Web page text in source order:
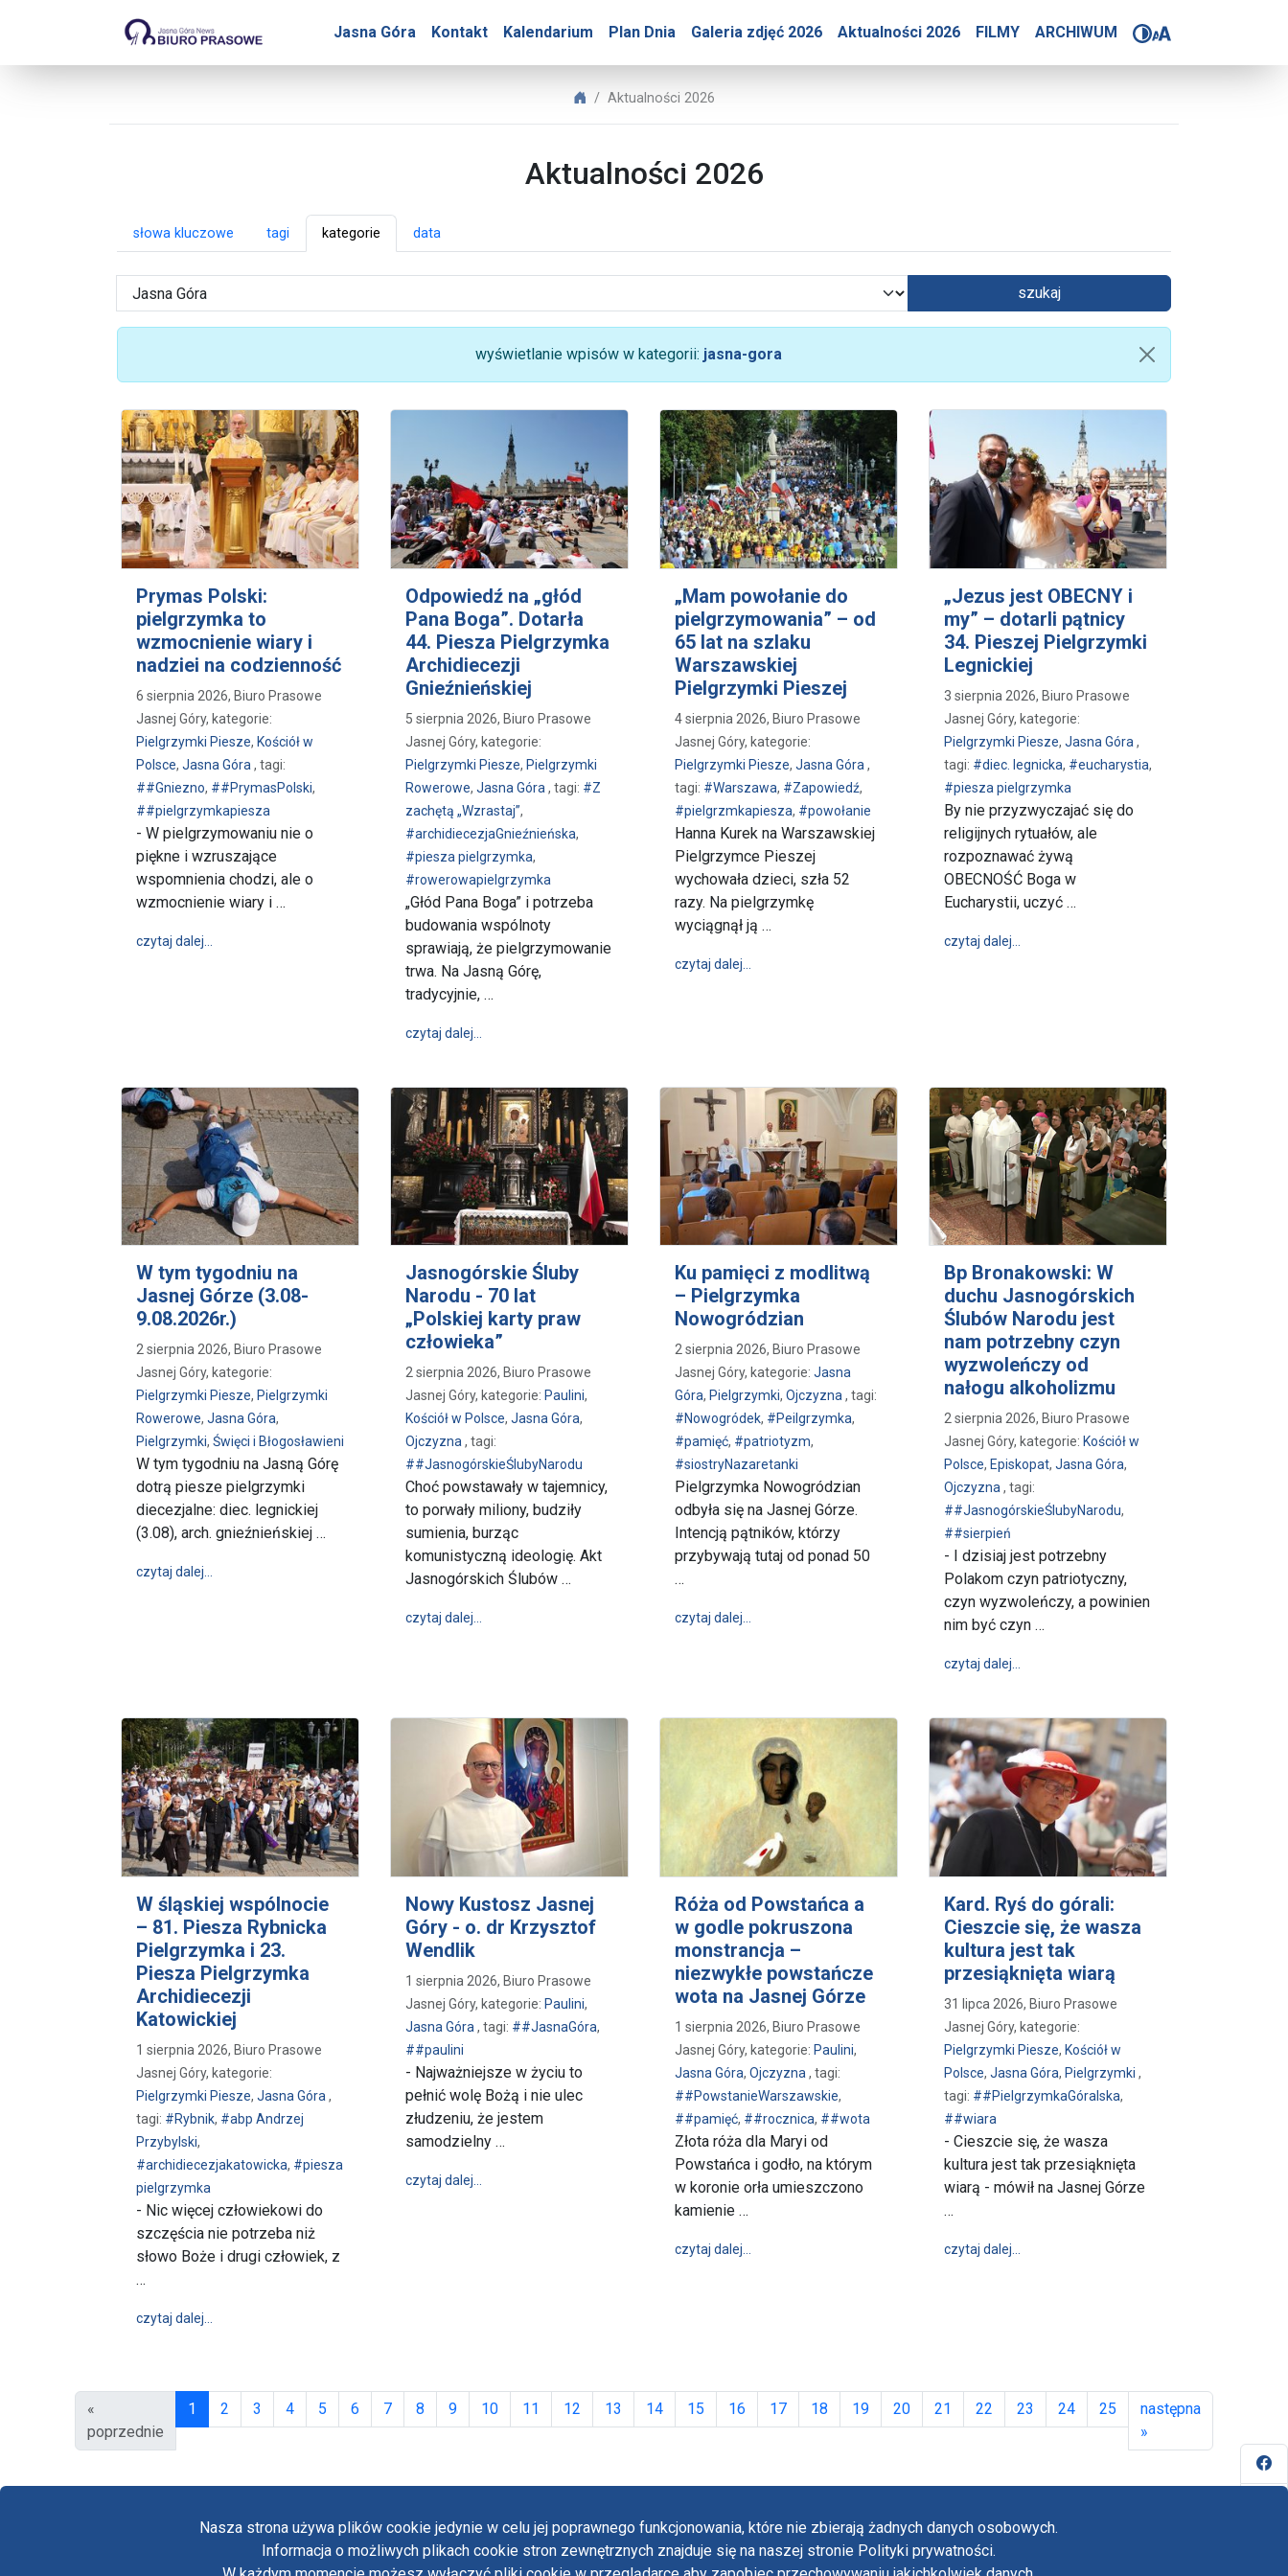
Nasza strona używa plików cookie jedynie w celu jej poprawnego funkcjonowania, które nie zbierają żadnych danych osobowych.
Informacja o możliwych plikach cookie stron zewnętrznych znajduje się na naszej stronie Polityki prywatności.
Jasna Góra Kontakt Kalendarium Plan Dnia Galeria zdjęć 2026 Aktualności 2026 FILMY ARCHIWUM
Biuro Prasowe Jasnej Góry – Aktualności 2026
Biuro Prasowe Jasnej Góry
Aktualności 2026
Aktualności 2026
słowa kluczowe tagi kategorie data
szukaj
wyświetlanie wpisów w kategorii: jasna-gora
Prymas Polski:
pielgrzymka to
wzmocnienie wiary i
nadziei na codzienność
6 sierpnia 2026, Biuro Prasowe
Jasnej Góry, kategorie:
Pielgrzymki Piesze, Kościół w
Polsce, Jasna Góra , tagi:
##Gniezno, ##PrymasPolski,
##pielgrzymkapiesza
- W pielgrzymowaniu nie o
piękne i wzruszające
wspomnienia chodzi, ale o
wzmocnienie wiary i …
czytaj dalej… wpis Prymas Polski: pielgrzymka to wzmocnienie wiary i nadziei na codzienność
Odpowiedź na „głód
Pana Boga”. Dotarła
44. Piesza Pielgrzymka
Archidiecezji
Gnieźnieńskiej
5 sierpnia 2026, Biuro Prasowe
Jasnej Góry, kategorie:
Pielgrzymki Piesze, Pielgrzymki
Rowerowe, Jasna Góra , tagi: #Z
zachętą „Wzrastaj”,
#archidiecezjaGnieźnieńska,
#piesza pielgrzymka,
#rowerowapielgrzymka
„Głód Pana Boga” i potrzeba
budowania wspólnoty
sprawiają, że pielgrzymowanie
trwa. Na Jasną Górę,
tradycyjnie, …
czytaj dalej…
„Mam powołanie do
pielgrzymowania” – od
65 lat na szlaku
Warszawskiej
Pielgrzymki Pieszej
4 sierpnia 2026, Biuro Prasowe
Jasnej Góry, kategorie:
Pielgrzymki Piesze, Jasna Góra ,
tagi: #Warszawa, #Zapowiedź,
#pielgrzmkapiesza, #powołanie
Hanna Kurek na Warszawskiej
Pielgrzymce Pieszej
wychowała dzieci, szła 52
razy. Na pielgrzymkę
wyciągnął ją …
czytaj dalej…
„Jezus jest OBECNY i
my” – dotarli pątnicy
34. Pieszej Pielgrzymki
Legnickiej
3 sierpnia 2026, Biuro Prasowe
Jasnej Góry, kategorie:
Pielgrzymki Piesze, Jasna Góra ,
tagi: #diec. legnicka, #eucharystia,
#piesza pielgrzymka
By nie przyzwyczajać się do
religijnych rytuałów, ale
rozpoznawać żywą
OBECNOŚĆ Boga w
Eucharystii, uczyć …
czytaj dalej…
W tym tygodniu na
Jasnej Górze (3.08-
9.08.2026r.)
2 sierpnia 2026, Biuro Prasowe
Jasnej Góry, kategorie:
Pielgrzymki Piesze, Pielgrzymki
Rowerowe, Jasna Góra,
Pielgrzymki, Święci i Błogosławieni
W tym tygodniu na Jasną Górę
dotrą piesze pielgrzymki
diecezjalne: diec. legnickiej
(3.08), arch. gnieźnieńskiej …
czytaj dalej… wpis W tym tygodniu na Jasnej Górze (3.08-9.08.2026r.)
Jasnogórskie Śluby
Narodu - 70 lat
„Polskiej karty praw
człowieka”
2 sierpnia 2026, Biuro Prasowe
Jasnej Góry, kategorie: Paulini,
Kościół w Polsce, Jasna Góra,
Ojczyzna, tagi:
##JasnogórskieŚlubyNarodu
Choć powstawały w tajemnicy,
to porwały miliony, budziły
sumienia, burząc
komunistyczną ideologię. Akt
Jasnogórskich Ślubów …
czytaj dalej… wpis Jasnogórskie Śluby Narodu - 70 lat „Polskiej karty praw człowieka”
Ku pamięci z modlitwą
– Pielgrzymka
Nowogródzian
2 sierpnia 2026, Biuro Prasowe
Jasnej Góry, kategorie: Jasna
Góra, Pielgrzymki, Ojczyzna, tagi:
#Nowogródek, #Peilgrzymka,
#pamięć, #patriotyzm,
#siostryNazaretanki
Pielgrzymka Nowogródzian
odbyła się na Jasnej Górze.
Intencją pątników, którzy
przybywają tutaj od ponad 50
…
czytaj dalej… wpis Ku pamięci z modlitwą – Pielgrzymka Nowogródzian
Bp Bronakowski: W
duchu Jasnogórskich
Ślubów Narodu jest
nam potrzebny czyn
wyzwoleńczy od
nałogu alkoholizmu
2 sierpnia 2026, Biuro Prasowe
Jasnej Góry, kategorie: Kościół w
Polsce, Episkopat, Jasna Góra,
Ojczyzna, tagi:
##JasnogórskieŚlubyNarodu,
##sierpień
- I dzisiaj jest potrzebny
Polakom czyn patriotyczny,
czyn wyzwoleńczy, a powinien
nim być czyn …
czytaj dalej…
W śląskiej wspólnocie
– 81. Piesza Rybnicka
Pielgrzymka i 23.
Piesza Pielgrzymka
Archidiecezji
Katowickiej
1 sierpnia 2026, Biuro Prasowe
Jasnej Góry, kategorie:
Pielgrzymki Piesze, Jasna Góra ,
tagi: #Rybnik, #abp Andrzej
Przybylski,
#archidiecezjakatowicka, #piesza
pielgrzymka
- Nic więcej człowiekowi do
szczęścia nie potrzeba niż
słowo Boże i drugi człowiek, z
…
czytaj dalej…
Nowy Kustosz Jasnej
Góry - o. dr Krzysztof
Wendlik
1 sierpnia 2026, Biuro Prasowe
Jasnej Góry, kategorie: Paulini,
Jasna Góra , tagi: ##JasnaGóra,
##paulini
- Najważniejsze w życiu to
pełnić wolę Bożą i nie ulec
złudzeniu, że jestem
samodzielny …
czytaj dalej… wpis Nowy Kustosz Jasnej Góry - o. dr Krzysztof Wendlik
Róża od Powstańca a
w godle pokruszona
monstrancja –
niezwykłe powstańcze
wota na Jasnej Górze
1 sierpnia 2026, Biuro Prasowe
Jasnej Góry, kategorie: Paulini,
Jasna Góra, Ojczyzna , tagi:
##PowstanieWarszawskie,
##pamięć, ##rocznica, ##wota
Złota róża dla Maryi od
Powstańca i godło, na którym
w koronie orła umieszczono
kamienie …
czytaj dalej… wpis Róża od Powstańca a w godle pokruszona monstrancja – niezwykłe powstańcze
Kard. Ryś do górali:
Cieszcie się, że wasza
kultura jest tak
przesiąknięta wiarą
31 lipca 2026, Biuro Prasowe
Jasnej Góry, kategorie:
Pielgrzymki Piesze, Kościół w
Polsce, Jasna Góra, Pielgrzymki ,
tagi: ##PielgrzymkaGóralska,
##wiara
- Cieszcie się, że wasza
kultura jest tak przesiąknięta
wiarą - mówił na Jasnej Górze
…
czytaj dalej…
«
poprzednie
1 (obecna)
2 3 4 5 6 7 8 9 10 11 12 13 14 15 16 17 18 19 20 21 22 23 24 25
następna
»
Polityka prywatności
Oświadczenie o dostępności